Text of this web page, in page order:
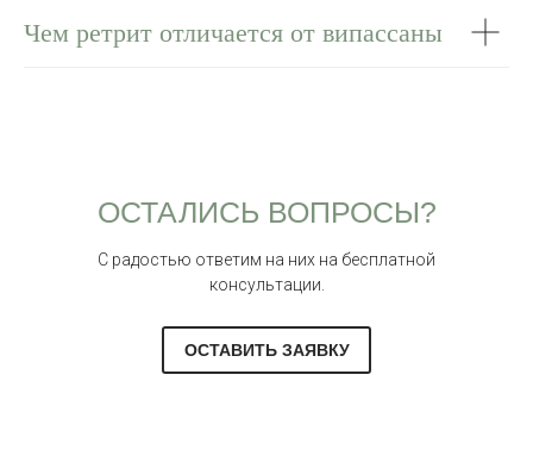
Чем ретрит отличается от випассаны
С радостью ответим на них на бесплатной
консультации.
ОСТАЛИСЬ ВОПРОСЫ?
ОСТАВИТЬ ЗАЯВКУ